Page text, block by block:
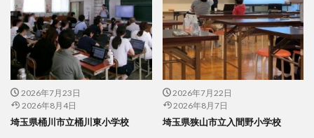
2026年7月23日
2026年8月4日
埼玉県桶川市立桶川東小学校
2026年7月22日
2026年8月7日
埼玉県狭山市立入間野小学校